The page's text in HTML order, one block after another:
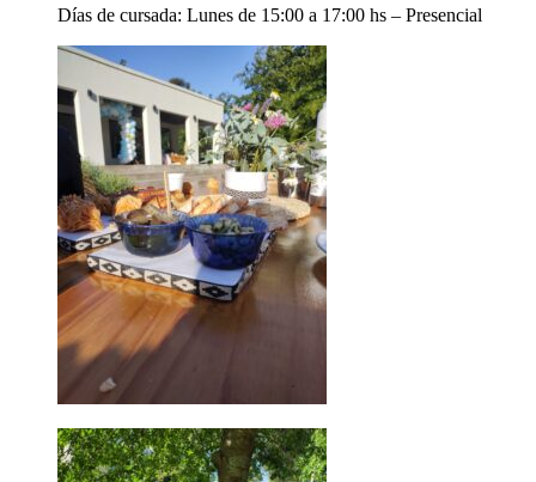
Días de cursada: Lunes de 15:00 a 17:00 hs – Presencial